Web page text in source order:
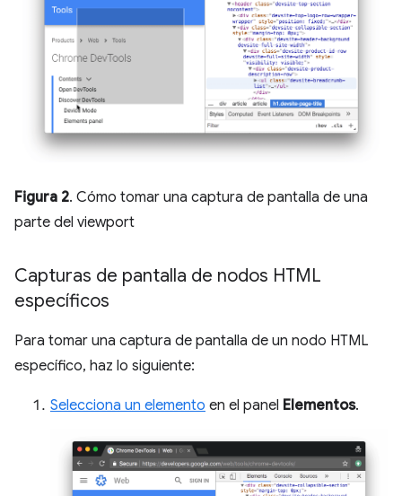
Figura 2. Cómo tomar una captura de pantalla de una
parte del viewport
Capturas de pantalla de nodos HTML
específicos
Para tomar una captura de pantalla de un nodo HTML
específico, haz lo siguiente:
Selecciona un elemento en el panel Elementos.